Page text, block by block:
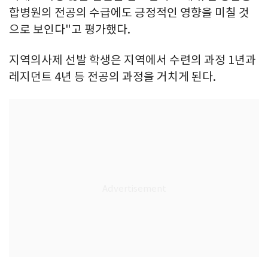
합병원의 전공의 수급에도 긍정적인 영향을 미칠 것
으로 보인다"고 평가했다.
지역의사제 선발 학생은 지역에서 수련의 과정 1년과
레지던트 4년 등 전공의 과정을 거치게 된다.